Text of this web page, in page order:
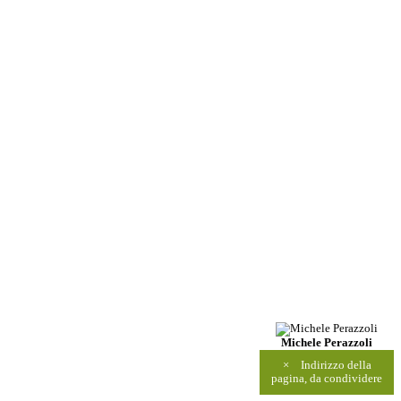
Michele Perazzoli
×
Indirizzo della
pagina, da condividere